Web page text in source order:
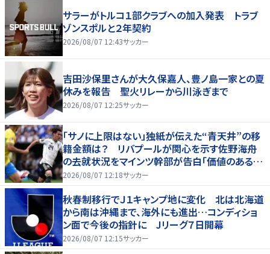
サラーがトルコ１部クラブへの加入発表 トラブ
ゾンスポルと２年契約
2026/08/07 12:43サッカー
吉田沙保里さんが大久保嘉人、豊ノ島一家との夏
休みを報告 聖火リレーから川泳ぎまで
2026/08/07 12:25サッカー
「サノに上限はない」独紙が伝えた“青天井”の移
籍金額は？ リバプールが関心を示す佐野海舟
の去就状況をマインツ幹部が告白「価値のあるも
のになる」
2026/08/07 12:18サッカー
秋春制移行でＪ１キャンプ地に変化 北は北海道
から南は沖縄まで、海外にも進出…コンディショ
ン面で今後の指針に Jリーグ７日開幕
2026/08/07 12:15サッカー